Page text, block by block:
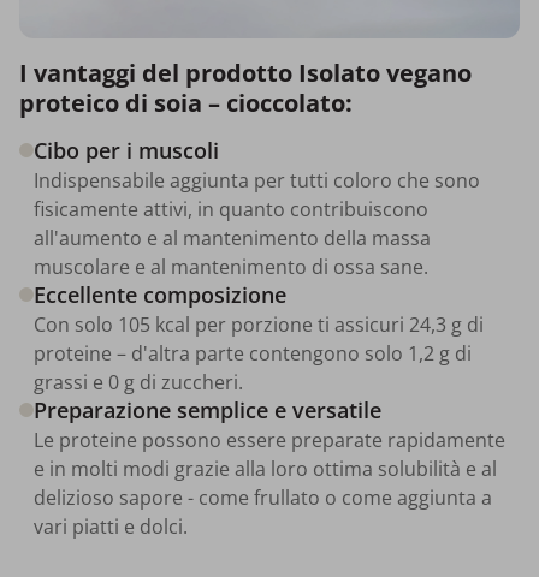
I vantaggi del prodotto Isolato vegano
proteico di soia – cioccolato:
Cibo per i muscoli
Indispensabile aggiunta per tutti coloro che sono
fisicamente attivi, in quanto contribuiscono
all'aumento e al mantenimento della massa
muscolare e al mantenimento di ossa sane.
Eccellente composizione
Con solo 105 kcal per porzione ti assicuri 24,3 g di
proteine – d'altra parte contengono solo 1,2 g di
grassi e 0 g di zuccheri.
Preparazione semplice e versatile
Le proteine possono essere preparate rapidamente
e in molti modi grazie alla loro ottima solubilità e al
delizioso sapore - come frullato o come aggiunta a
vari piatti e dolci.